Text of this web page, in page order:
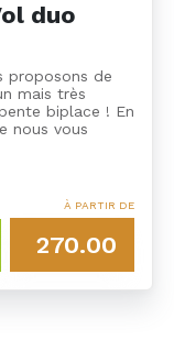
duo
proposons de
mais très
biplace ! En
nous vous
À PARTIR DE
270.00